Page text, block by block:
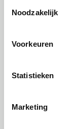
Noodzakelijk
Voorkeuren
Statistieken
Marketing